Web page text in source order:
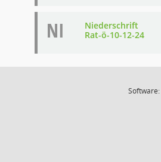
NI
Niederschrift
Rat-ö-10-12-24
Software: